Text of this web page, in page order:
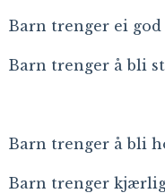
Barn trenger ei
Barn trenger å bli
Barn trenger å bli
Barn trenger